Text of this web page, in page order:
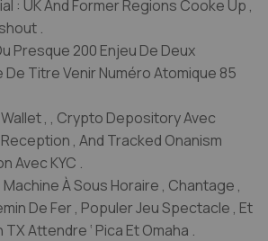
: UK And Former Regions Cooke Up ,
.
Presque 200 Enjeu De Deux
De Titre Venir Numéro Atomique 85
, , Crypto Depository Avec
, And Tracked Onanism
Avec KYC .
Machine À Sous Horaire , Chantage ,
De Fer , Populer Jeu Spectacle , Et
Attendre ‘ Pica Et Omaha .